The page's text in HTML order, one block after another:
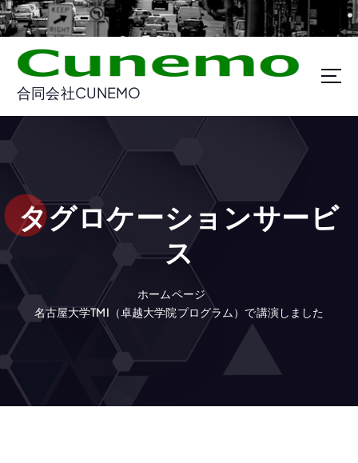
コ
ン
ス
キ
合同会社CUNEMO
タグロケーションサービ
ス
ホームページ
名古屋大学TMI（卓越大学院プログラム）で講演しました